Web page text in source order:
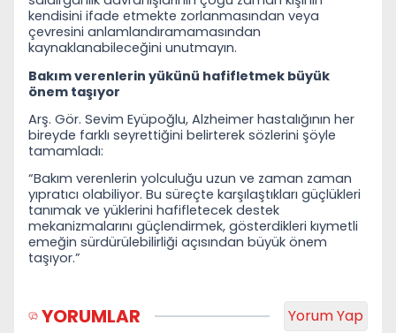
kendisini ifade etmekte zorlanmasından veya
çevresini anlamlandıramamasından
kaynaklanabileceğini unutmayın.
Bakım verenlerin yükünü hafifletmek büyük
önem taşıyor
Arş. Gör. Sevim Eyüpoğlu, Alzheimer hastalığının her
bireyde farklı seyrettiğini belirterek sözlerini şöyle
tamamladı:
“Bakım verenlerin yolculuğu uzun ve zaman zaman
yıpratıcı olabiliyor. Bu süreçte karşılaştıkları güçlükleri
tanımak ve yüklerini hafifletecek destek
mekanizmalarını güçlendirmek, gösterdikleri kıymetli
emeğin sürdürülebilirliği açısından büyük önem
taşıyor.”
YORUMLAR Yorum Yap